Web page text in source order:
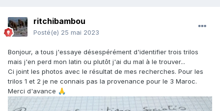
ritchibambou
Posté(e) 25 mai 2023
Bonjour, a tous j'essaye désespérément d'identifier trois trilos
mais j'en perd mon latin ou plutôt j'ai du mal à le trouver...
Ci joint les photos avec le résultat de mes recherches. Pour les
trilos 1 et 2 je ne connais pas la provenance pour le 3 Maroc.
Merci d'avance 🙏